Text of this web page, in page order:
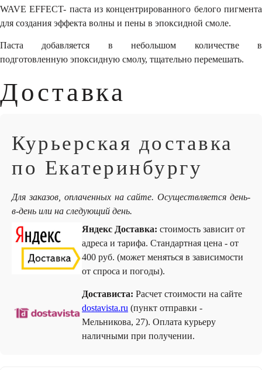
WAVE EFFECT- паста из концентрированного белого пигмента
для создания эффекта волны и пены в эпоксидной смоле.
Паста добавляется в небольшом количестве в
подготовленную эпоксидную смолу, тщательно перемешать.
Доставка
Курьерская доставка
по Екатеринбургу
Для заказов, оплаченных на сайте. Осуществляется день-
в-день или на следующий день.
Яндекс Доставка: стоимость зависит от
адреса и тарифа. Стандартная цена - от
400 руб. (может меняться в зависимости
от спроса и погоды).
Достависта: Расчет стоимости на сайте
dostavista.ru (пункт отправки -
Мельникова, 27). Оплата курьеру
наличными при получении.